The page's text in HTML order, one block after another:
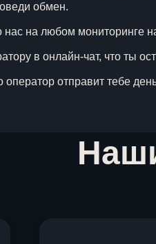
обмен.
на любом мониторинге
в онлайн-чат, что ты
оператор отправит тебе